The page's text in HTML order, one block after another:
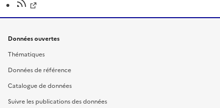
Données ouvertes
Thématiques
Données de référence
Catalogue de données
Suivre les publications des données